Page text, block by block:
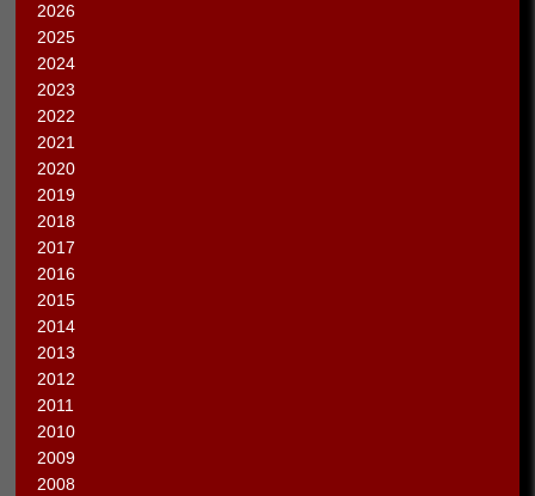
2026
2025
2024
2023
2022
2021
2020
2019
2018
2017
2016
2015
2014
2013
2012
2011
2010
2009
2008